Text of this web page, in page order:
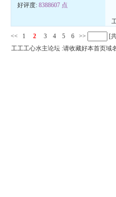
好评度:8388607 点
<< 1 2 3 4 5 6 >> [
工工工心水主论坛 :请收藏好本首页域